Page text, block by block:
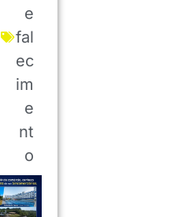
e
fal
ec
im
e
nt
o